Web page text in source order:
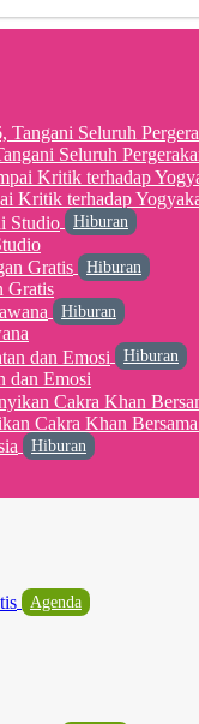
Seluruh
Kritik terhadap
Hiburan
Hiburan
Gratis
Hiburan
Hiburan
dan Emosi
Cakra Khan
Hiburan
Agenda